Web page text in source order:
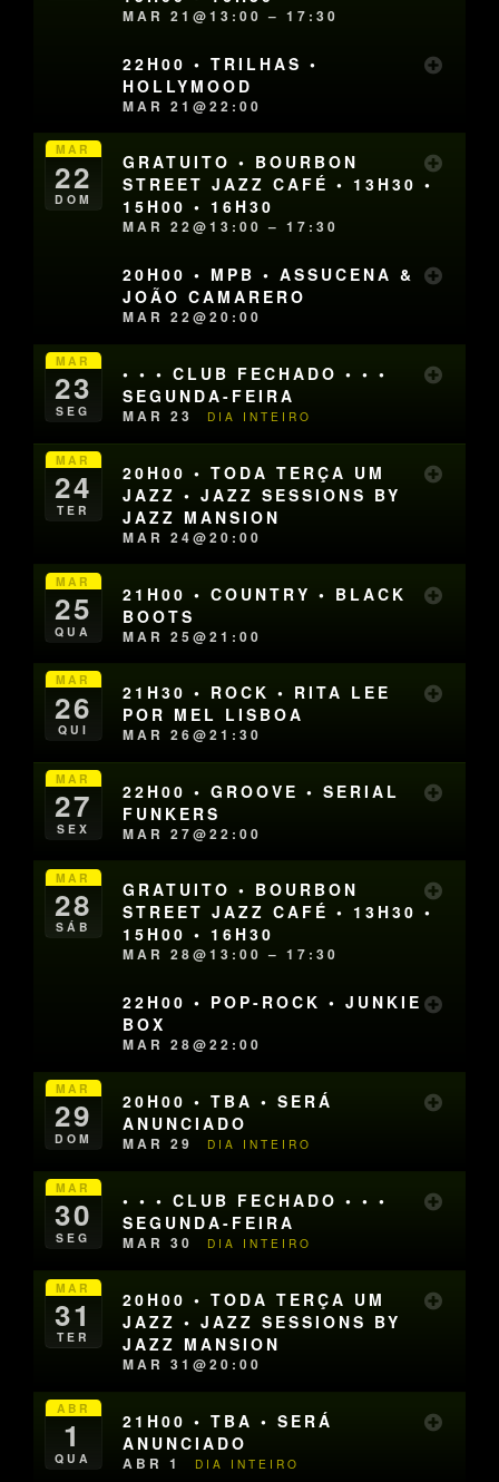
MAR 21@13:00 – 17:30
22H00 • TRILHAS •
HOLLYMOOD
MAR 21@22:00
MAR
22
DOM
GRATUITO • BOURBON
STREET JAZZ CAFÉ • 13H30 •
15H00 • 16H30
MAR 22@13:00 – 17:30
20H00 • MPB • ASSUCENA &
JOÃO CAMARERO
MAR 22@20:00
MAR
23
SEG
• • • CLUB FECHADO • • •
SEGUNDA-FEIRA
MAR 23 DIA INTEIRO
MAR
24
TER
20H00 • TODA TERÇA UM
JAZZ • JAZZ SESSIONS BY
JAZZ MANSION
MAR 24@20:00
MAR
25
QUA
21H00 • COUNTRY • BLACK
BOOTS
MAR 25@21:00
MAR
26
QUI
21H30 • ROCK • RITA LEE
POR MEL LISBOA
MAR 26@21:30
MAR
27
SEX
22H00 • GROOVE • SERIAL
FUNKERS
MAR 27@22:00
MAR
28
SÁB
GRATUITO • BOURBON
STREET JAZZ CAFÉ • 13H30 •
15H00 • 16H30
MAR 28@13:00 – 17:30
22H00 • POP-ROCK • JUNKIE
BOX
MAR 28@22:00
MAR
29
DOM
20H00 • TBA • SERÁ
ANUNCIADO
MAR 29 DIA INTEIRO
MAR
30
SEG
• • • CLUB FECHADO • • •
SEGUNDA-FEIRA
MAR 30 DIA INTEIRO
MAR
31
TER
20H00 • TODA TERÇA UM
JAZZ • JAZZ SESSIONS BY
JAZZ MANSION
MAR 31@20:00
ABR
1
QUA
21H00 • TBA • SERÁ
ANUNCIADO
ABR 1 DIA INTEIRO